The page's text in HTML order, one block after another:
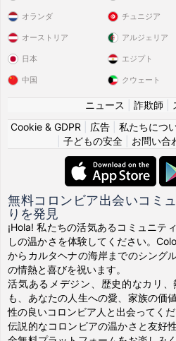
オランダ
オーストリア
日本
中国
チュニジア
アルジェリア
エジプト
クウェート
ニュース 詐欺師
Cookie & GDPR
広告 私たちにつ
子どもの安全| お問い合
無料コロンビア出会いコミ
りを発見
¡Hola! 私たちの活気あるコミュニテ
しの温かさを体験してください。
からカルタヘナの海岸までのシング
の情熱と喜びを祝います。
活気あるメデジン、歴史的なカリ
も、あなたの人生への愛、家族の価
性の良いコロンビア人と出会ってくだ
伝説的なコロンビアの温かさと友好